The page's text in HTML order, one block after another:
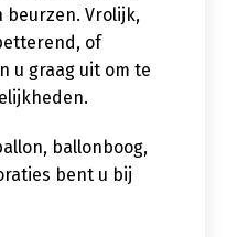
Vrolijk,
of
u graag uit om te
ballonboog,
bent u bij